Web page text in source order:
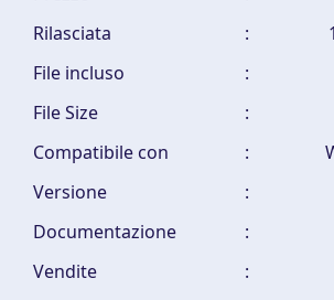
Rilasciata
:
File incluso
:
File Size
:
Compatibile con
:
Versione
:
Documentazione
:
Vendite
: